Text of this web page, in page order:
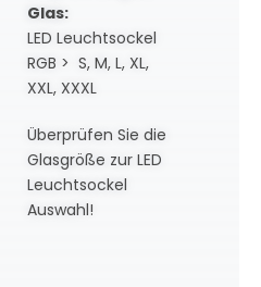
Glas:
LED Leuchtsockel
RGB > S, M, L, XL,
XXL, XXXL
Überprüfen Sie die
Glasgröße zur LED
Leuchtsockel
Auswahl!